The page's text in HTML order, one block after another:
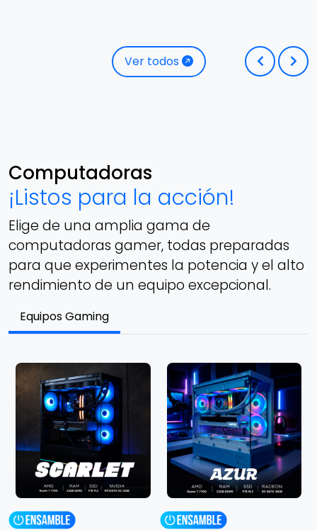
Ver todos
Computadoras
¡Listos para la acción!
Elige de una amplia gama de
computadoras gamer, todas preparadas
para que experimentes la potencia y el alto
rendimiento de un equipo excepcional.
Equipos Gaming